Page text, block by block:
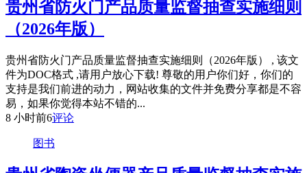
贵州省防火门产品质量监督抽查实施细则
（2026年版）
贵州省防火门产品质量监督抽查实施细则（2026年版） , 该文
件为DOC格式 ,请用户放心下载! 尊敬的用户你们好，你们的
支持是我们前进的动力，网站收集的文件并免费分享都是不容
易，如果你觉得本站不错的...
8 小时前6评论
图书